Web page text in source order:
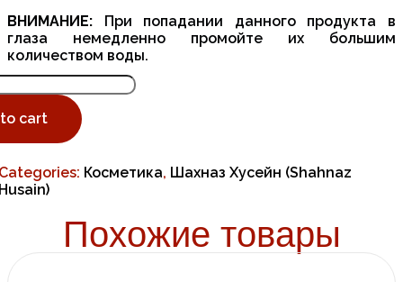
ВНИМАНИЕ: При попадании данного продукта в
глаза немедленно промойте их большим
количеством воды.
cart
Косметика, Шахназ Хусейн (Shahnaz
Похожие товары